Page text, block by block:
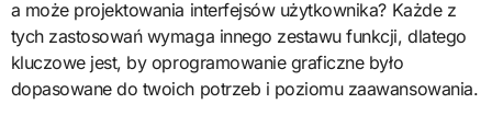
a może projektowania interfejsów użytkownika? Każde z
tych zastosowań wymaga innego zestawu funkcji, dlatego
kluczowe jest, by oprogramowanie graficzne było
dopasowane do twoich potrzeb i poziomu zaawansowania.